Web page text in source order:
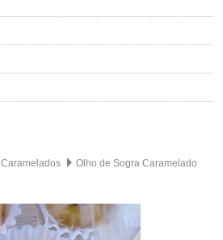
Caramelados Olho de Sogra Caramelado